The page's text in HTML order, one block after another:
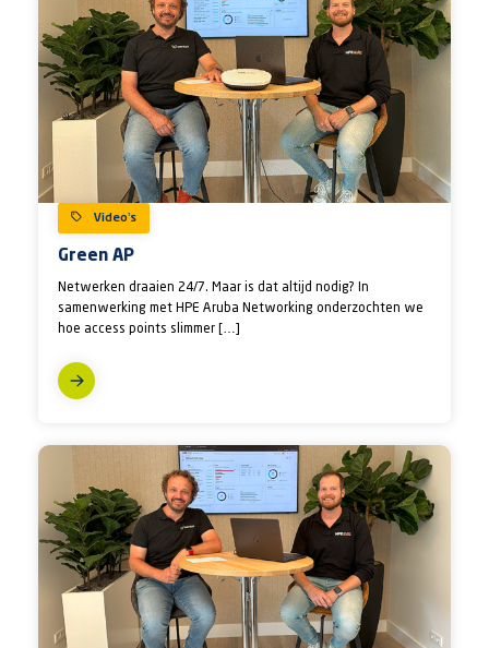
Video’s
Green AP
Netwerken draaien 24/7. Maar is dat altijd nodig? In
samenwerking met HPE Aruba Networking onderzochten we
hoe access points slimmer […]